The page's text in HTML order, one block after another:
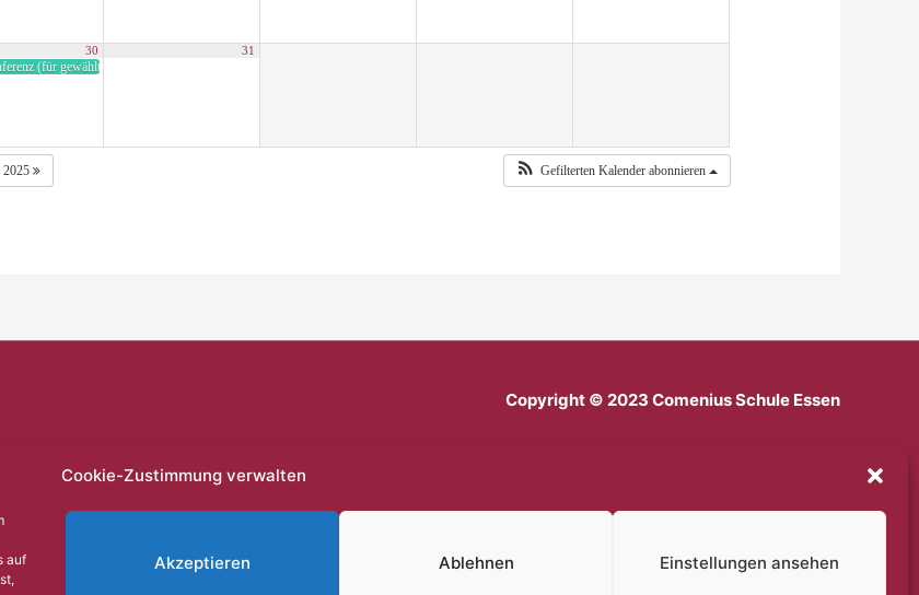
Cookie-Zustimmung verwalten
auf
Akzeptieren Ablehnen Einstellungen ansehen
30
(für gewählte Eltern- und Lehrervertreter*innen)
31
2025 Gefilterten Kalender abonnieren
Copyright © 2023 Comenius Schule Essen
Haftungsausschluss